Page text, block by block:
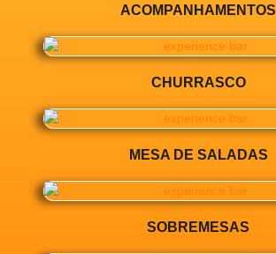
ACOMPANHAMENTOS
CHURRASCO
MESA DE SALADAS
SOBREMESAS